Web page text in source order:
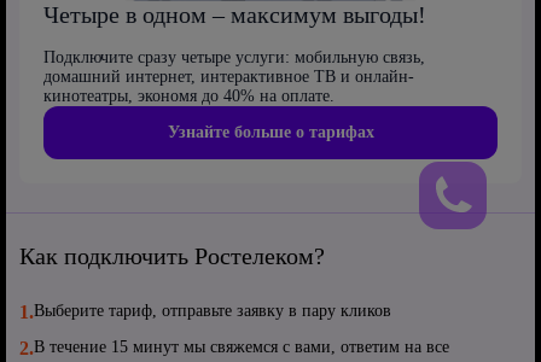
Четыре в одном – максимум выгоды!
Подключите сразу четыре услуги: мобильную связь,
домашний интернет, интерактивное ТВ и онлайн-
кинотеатры, экономя до 40% на оплате.
Узнайте больше о тарифах
Как подключить Ростелеком?
1.Выберите тариф, отправьте заявку в пару кликов
2.В течение 15 минут мы свяжемся с вами, ответим на все